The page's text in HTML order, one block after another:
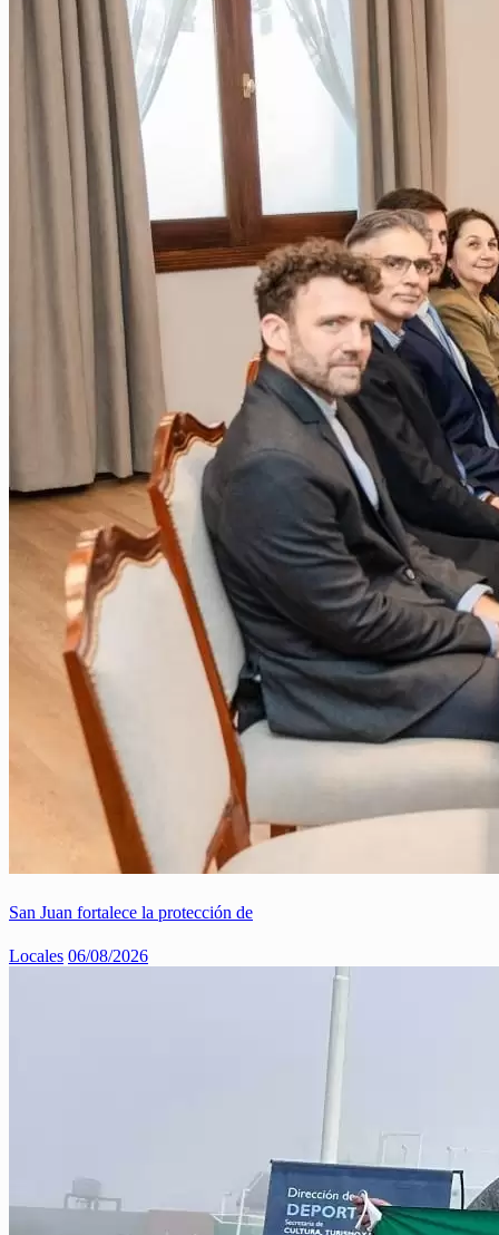
San Juan fortalece la protección de
Locales 06/08/2026